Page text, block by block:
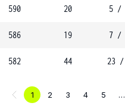
590 20 5 /
586 19 7 /
582 44 23 /
1 2 3 4 5 …